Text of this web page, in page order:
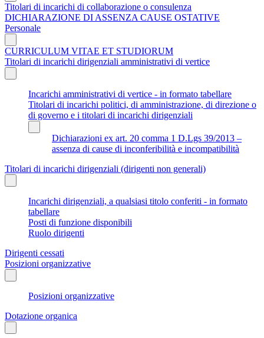
Titolari di incarichi di collaborazione o consulenza
DICHIARAZIONE DI ASSENZA CAUSE OSTATIVE
Personale
CURRICULUM VITAE ET STUDIORUM
Titolari di incarichi dirigenziali amministrativi di vertice
Incarichi amministrativi di vertice - in formato tabellare
Titolari di incarichi politici, di amministrazione, di direzione o
di governo e i titolari di incarichi dirigenziali
Dichiarazioni ex art. 20 comma 1 D.Lgs 39/2013 –
assenza di cause di inconferibilità e incompatibilità
Titolari di incarichi dirigenziali (dirigenti non generali)
Incarichi dirigenziali, a qualsiasi titolo conferiti - in formato
tabellare
Posti di funzione disponibili
Ruolo dirigenti
Dirigenti cessati
Posizioni organizzative
Posizioni organizzative
Dotazione organica